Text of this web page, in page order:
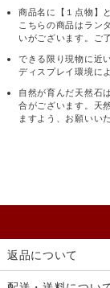
商品名に【１点物】
こちらの商品はラン
いがございます。ご
できる限り現物に近
ディスプレイ環境に
自然が育んだ天然石
合がございます。天
ますよう、お願いい
返品について